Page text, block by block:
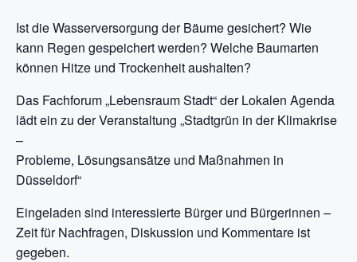
Ist die Wasserversorgung der Bäume gesichert? Wie
kann Regen gespeichert werden? Welche Baumarten
können Hitze und Trockenheit aushalten?
Das Fachforum „Lebensraum Stadt“ der Lokalen Agenda
lädt ein zu der Veranstaltung „Stadtgrün in der Klimakrise
–
Probleme, Lösungsansätze und Maßnahmen in
Düsseldorf“
Eingeladen sind interessierte Bürger und Bürgerinnen –
Zeit für Nachfragen, Diskussion und Kommentare ist
gegeben.